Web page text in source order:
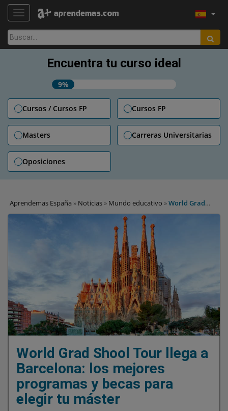
TOGGLE NAVIGATION
Buscar:
Encuentra tu curso ideal
9%
Cursos / Cursos FP Cursos FP
Masters Carreras Universitarias
Oposiciones
Aprendemas España » Noticias » Mundo educativo »World Grad
Shool Tour llega a Barcelona: los mejores programas y becas para
World Grad Shool Tour llega a
Barcelona: los mejores
programas y becas para
elegir tu máster